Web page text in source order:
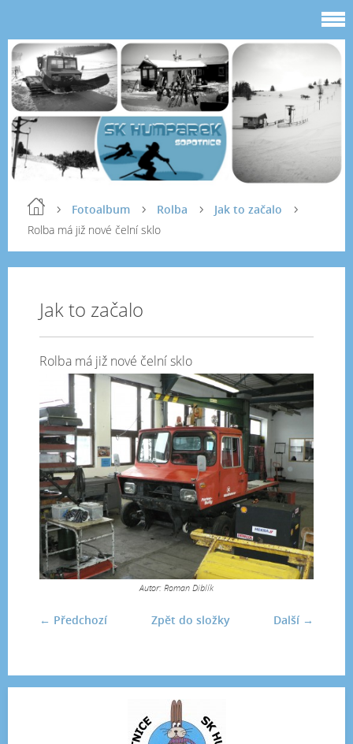
Fotoalbum Rolba
Jak to začalo
Rolba má již nové čelní sklo
Jak to začalo
Rolba má již nové čelní sklo
Autor: Roman Diblík
← Předchozí Další →
Zpět do složky